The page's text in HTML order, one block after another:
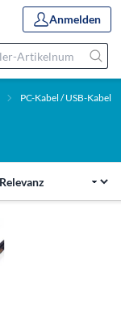
Anmelden
PC-Kabel / USB-Kabel